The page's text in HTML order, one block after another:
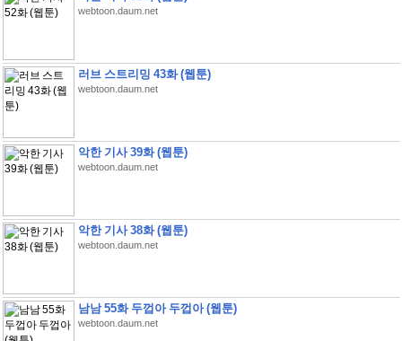
webtoon.daum.net
러브 스트리밍 43화 (웹툰)
webtoon.daum.net
악한 기사 39화 (웹툰)
webtoon.daum.net
악한 기사 38화 (웹툰)
webtoon.daum.net
남남 55화 두껍아 두껍아 (웹툰)
webtoon.daum.net